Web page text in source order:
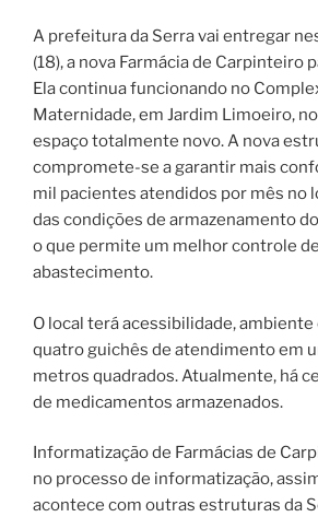
A prefeitura da Serra vai entregar
(18), a nova Farmácia de Carpinteiro
Ela continua funcionando no
Maternidade, em Jardim Limoeiro,
espaço totalmente novo. A nova
compromete-se a garantir mais
mil pacientes atendidos por mês no
das condições de armazenamento
o que permite um melhor controle
abastecimento.
O local terá acessibilidade,
quatro guichês de atendimento em
metros quadrados. Atualmente, há
de medicamentos armazenados.
Informatização de Farmácias de
no processo de informatização,
acontece com outras estruturas da